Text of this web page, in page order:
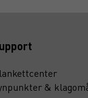
&